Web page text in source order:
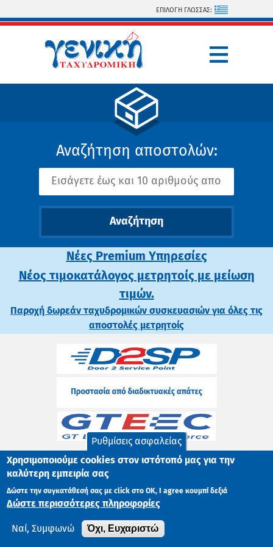
Παράκαμψη προς το κυρίως περιεχόμενοΕΠΙΛΟΓΗ ΓΛΩΣΣΑΣ:
Αναζήτηση αποστολών:
Νέες Premium Υπηρεσίες
Νέος τιμοκατάλογος μετρητοίς με μείωση
τιμών.
Παροχή δωρεάν ταχυδρομικών συσκευασιών για όλες τις
αποστολές μετρητοίς
Ρυθμίσεις ασφαλείας
Χρησιμοποιούμε cookies στον ιστότοπό μας για την
καλύτερη εμπειρία σας
Δώστε την συγκατάθεσή σας με click στο ΟK, I agree κουμπί δεξιά
Δώστε περισσότερες πληροφορίες
Ναί, Συμφωνώ Όχι, Ευχαριστώ